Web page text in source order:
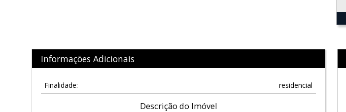
Informações Adicionais
Finalidade: residencial
Descrição do Imóvel